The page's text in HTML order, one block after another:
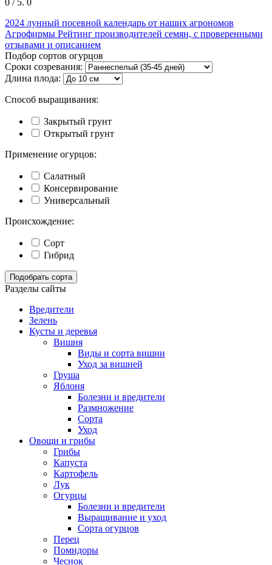
2024 лунный посевной календарь от наших агрономов
Агрофирмы Рейтинг производителей семян, с проверенными
отзывами и описанием
Подбор сортов огурцов
Сроки созревания:
Длина плода:
Способ выращивания:
Закрытый грунт
Открытый грунт
Применение огурцов:
Салатный
Консервирование
Универсальный
Происхождение:
Сорт
Гибрид
Подобрать сорта
Разделы сайты
Вредители
Зелень
Кусты и деревья
Вишня
Виды и сорта вишни
Уход за вишней
Груша
Яблоня
Болезни и вредители
Размножение
Сорта
Уход
Овощи и грибы
Грибы
Капуста
Картофель
Лук
Огурцы
Болезни и вредители
Выращивание и уход
Сорта огурцов
Перец
Помидоры
Чеснок